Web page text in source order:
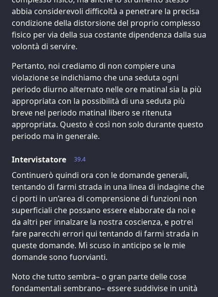
abbia considerevoli difficoltà a penetrare la precisa
condizione della distorsione del proprio complesso
fisico per via della sua costante dipendenza dalla sua
volontà di servire.
Pertanto, noi crediamo di non compiere una
violazione se indichiamo che una seduta ogni
periodo diurno alternato nelle ore matinal sia la più
appropriata con la possibilità di una seduta più
breve nel periodo matinal libero se ritenuta
appropriata. Questo è così non solo durante questo
periodo ma in generale.
39.4
Intervistatore
Continuerò quindi ora con le domande generali,
tentando di farmi strada in una linea di indagine che
ci porti in un’area di comprensione di funzioni non
superficiali che possano essere elaborate da noi e
da altri per innalzare la nostra coscienza, e potrei
fare parecchi errori qui tentando di farmi strada in
queste domande. Mi scuso in anticipo se le mie
domande sono fuorvianti.
Noto che tutto sembra– o gran parte delle cose
fondamentali sembrano– essere suddivise in unità